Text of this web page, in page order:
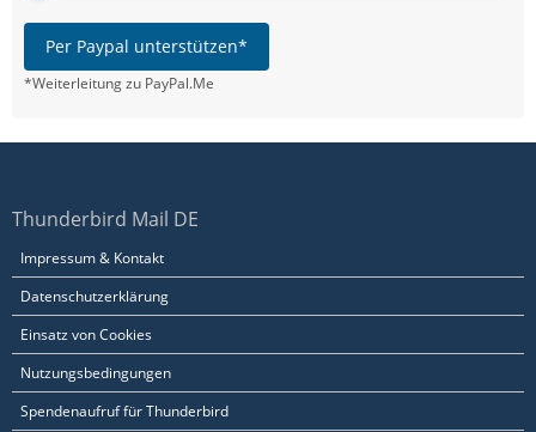
Per Paypal unterstützen*
*Weiterleitung zu PayPal.Me
Thunderbird Mail DE
Impressum & Kontakt
Datenschutzerklärung
Einsatz von Cookies
Nutzungsbedingungen
Spendenaufruf für Thunderbird